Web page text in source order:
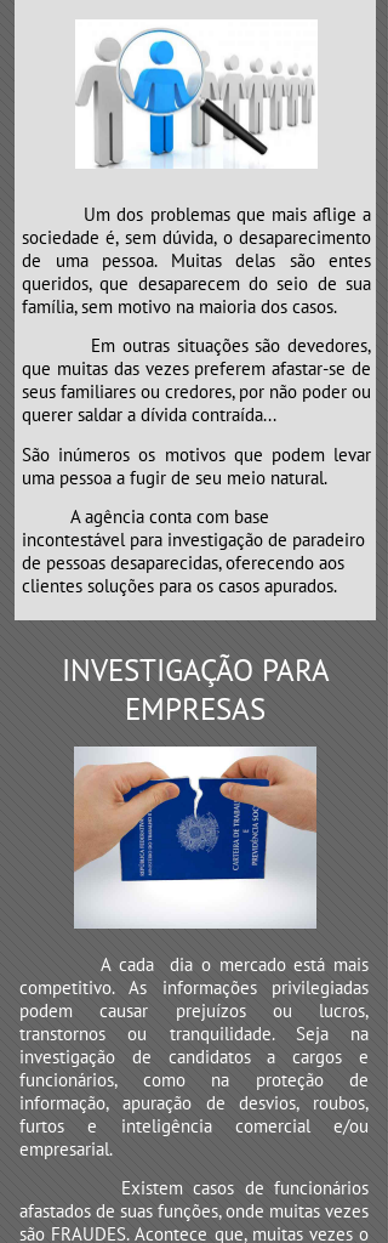
Um dos problemas que mais aflige a
sociedade é, sem dúvida, o desaparecimento
de uma pessoa. Muitas delas são entes
queridos, que desaparecem do seio de sua
família, sem motivo na maioria dos casos.
Em outras situações são devedores,
que muitas das vezes preferem afastar-se de
seus familiares ou credores, por não poder ou
querer saldar a dívida contraída...
São inúmeros os motivos que podem levar
uma pessoa a fugir de seu meio natural.
​​​​​​​A agência conta com base
incontestável para investigação de paradeiro
de pessoas desaparecidas, oferecendo aos
clientes soluções para os casos apurados.
INVESTIGAÇÃO PARA
EMPRESAS
A cada dia o mercado está mais
competitivo. As informações privilegiadas
podem causar prejuízos ou lucros,
transtornos ou tranquilidade. Seja na
investigação de candidatos a cargos e
funcionários, como na proteção de
informação, apuração de desvios, roubos,
furtos e inteligência comercial e/ou
empresarial.
Existem casos de funcionários
afastados de suas funções, onde muitas vezes
são FRAUDES. Acontece que, muitas vezes o